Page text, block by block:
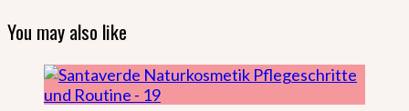
You may also like